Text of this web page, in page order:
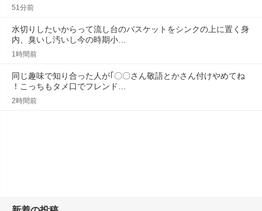
51分前
水切りしたいからって流し台のバスケットをシンクの上に置く身
内、臭いし汚いし今の時期小…
1時間前
同じ趣味で知り合った人が｢〇〇さん敬語とかさん付けやめてね
！こっちもタメ口でフレンド…
2時間前